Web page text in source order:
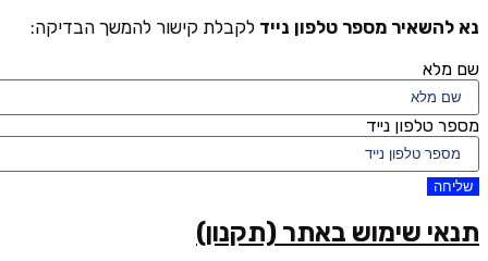
נא להשאיר מספר טלפון נייד לקבלת קישור להמשך הבדיקה:
שם מלא
מספר טלפון נייד
שליחה
תנאי שימוש באתר (תקנון)